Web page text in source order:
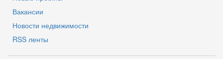
Вакансии
Новости недвижимости
RSS ленты